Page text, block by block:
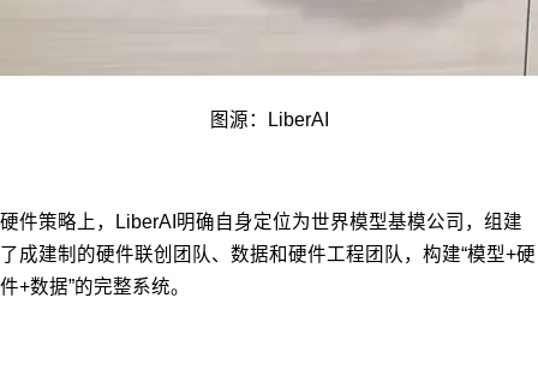
图源：LiberAI
硬件策略上，LiberAI明确自身定位为世界模型基模公司，组建
了成建制的硬件联创团队、数据和硬件工程团队，构建“模型+硬
件+数据”的完整系统。